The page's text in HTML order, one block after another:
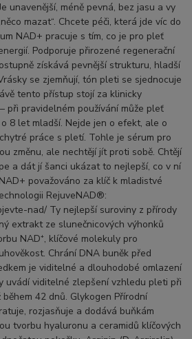
unavenější, méně pevná, bez jasu a vy
mazat“. Chcete péči, která jde víc do
NAD+ pracuje s tím, co je pro pleť
Podporuje přirozené regenerační
získává pevnější strukturu, hladší
se zjemňují, tón pleti se sjednocuje
tento přístup stojí za klinicky
při pravidelném používání může pleť
8 let mladší. Nejde jen o efekt, ale o
práce s pletí. Tohle je sérum pro
změnu, ale nechtějí jít proti sobě. Chtějí
a dát jí šanci ukázat to nejlepší, co v ní
považováno za klíč k mladistvé
RejuveNAD®:
nad/ Ty nejlepší suroviny z přírody
extrakt ze slunečnicových výhonků
NAD⁺, klíčové molekuly pro
Chrání DNA buněk před
je viditelné a dlouhodobé omlazení
uvádí viditelné zlepšení vzhledu pleti při
42 dnů. Glykogen Přírodní
rozjasňuje a dodává buňkám
tvorbu hyaluronu a ceramidů klíčových